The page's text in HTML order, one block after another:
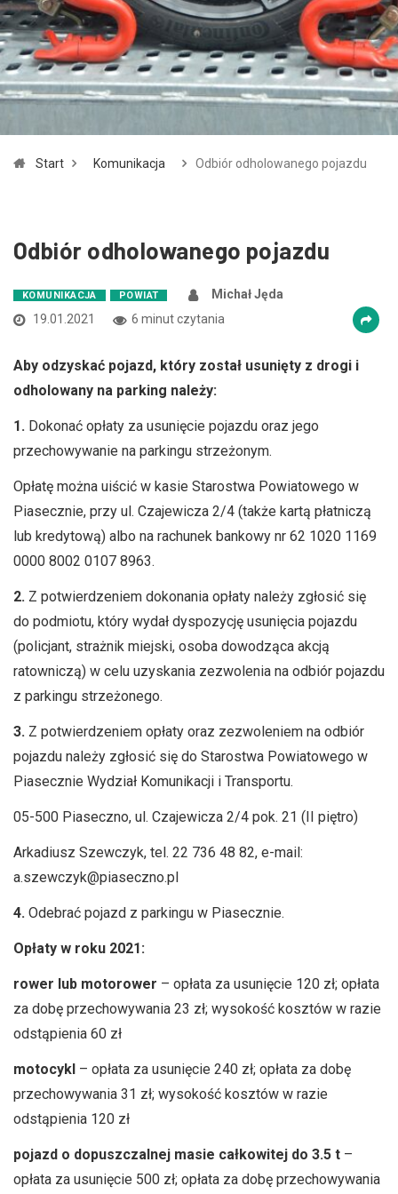
spellcheck
Bardziej czytelny tekst
brightness_high brightness_low
Odnośniki
format_underlined
Podkreślanie odnośników
font_download
cached
Zresetuj wszystkie opcje
accessibility
Start Komunikacja Odbiór odholowanego pojazdu
Odbiór odholowanego pojazdu
KOMUNIKACJA POWIAT
Michał Jęda
19.01.2021
6 minut czytania
Aby odzyskać pojazd, który został usunięty z drogi i
odholowany na parking należy:
1. Dokonać opłaty za usunięcie pojazdu oraz jego
przechowywanie na parkingu strzeżonym.
Opłatę można uiścić w kasie Starostwa Powiatowego w
Piasecznie, przy ul. Czajewicza 2/4 (także kartą płatniczą
lub kredytową) albo na rachunek bankowy nr 62 1020 1169
0000 8002 0107 8963.
2. Z potwierdzeniem dokonania opłaty należy zgłosić się
do podmiotu, który wydał dyspozycję usunięcia pojazdu
(policjant, strażnik miejski, osoba dowodząca akcją
ratowniczą) w celu uzyskania zezwolenia na odbiór pojazdu
z parkingu strzeżonego.
3. Z potwierdzeniem opłaty oraz zezwoleniem na odbiór
pojazdu należy zgłosić się do Starostwa Powiatowego w
Piasecznie Wydział Komunikacji i Transportu.
05-500 Piaseczno, ul. Czajewicza 2/4 pok. 21 (II piętro)
Arkadiusz Szewczyk, tel. 22 736 48 82, e-mail:
a.szewczyk@piaseczno.pl
4. Odebrać pojazd z parkingu w Piasecznie.
Opłaty w roku 2021:
rower lub motorower – opłata za usunięcie 120 zł; opłata
za dobę przechowywania 23 zł; wysokość kosztów w razie
odstąpienia 60 zł
motocykl – opłata za usunięcie 240 zł; opłata za dobę
przechowywania 31 zł; wysokość kosztów w razie
odstąpienia 120 zł
pojazd o dopuszczalnej masie całkowitej do 3.5 t –
opłata za usunięcie 500 zł; opłata za dobę przechowywania